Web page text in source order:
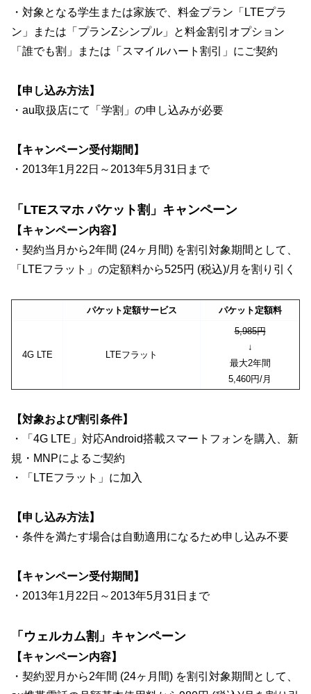
・対象となる学生または家族で、料金プラン「LTEプラ
ン」または「プランZシンプル」と料金割引オプション
「誰でも割」または「スマイルハート割引」にご契約
【申し込み方法】
・au取扱店にて「学割」の申し込みが必要
【キャンペーン受付期間】
・2013年1月22日～2013年5月31日まで
「LTEスマホ パケット割」キャンペーン
【キャンペーン内容】
・契約当月から2年間 (24ヶ月間) を割引対象期間として、
「LTEフラット」の定額料から525円 (税込)/月を割り引く
パケット定額サービス パケット定額料
4G LTE LTEフラット
5,985円
↓
最大2年間
5,460円/月
【対象および割引条件】
・「4G LTE」対応Android搭載スマートフォンを購入、新
規・MNPによるご契約
・「LTEフラット」に加入
【申し込み方法】
・条件を満たす場合は自動適用になるため申し込み不要
【キャンペーン受付期間】
・2013年1月22日～2013年5月31日まで
「ウェルカム割」キャンペーン
【キャンペーン内容】
・契約翌月から2年間 (24ヶ月間) を割引対象期間として、